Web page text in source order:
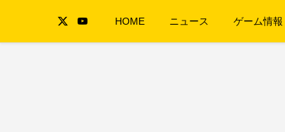
HOME ニュース ゲーム情報